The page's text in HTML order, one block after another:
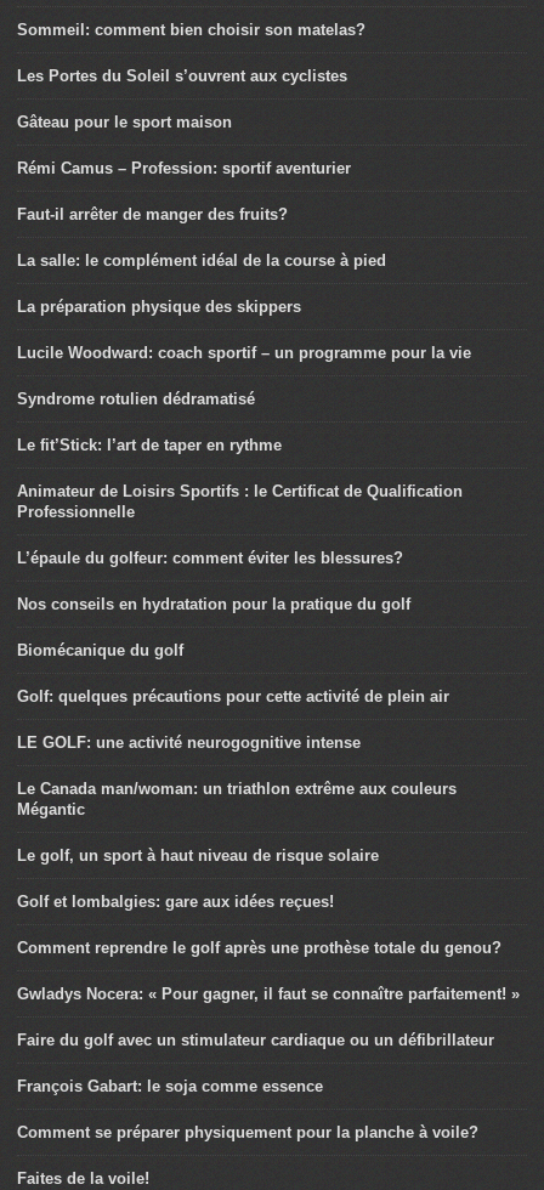
Sommeil: comment bien choisir son matelas?
Les Portes du Soleil s’ouvrent aux cyclistes
Gâteau pour le sport maison
Rémi Camus – Profession: sportif aventurier
Faut-il arrêter de manger des fruits?
La salle: le complément idéal de la course à pied
La préparation physique des skippers
Lucile Woodward: coach sportif – un programme pour la vie
Syndrome rotulien dédramatisé
Le fit’Stick: l’art de taper en rythme
Animateur de Loisirs Sportifs : le Certificat de Qualification
Professionnelle
L’épaule du golfeur: comment éviter les blessures?
Nos conseils en hydratation pour la pratique du golf
Biomécanique du golf
Golf: quelques précautions pour cette activité de plein air
LE GOLF: une activité neurogognitive intense
Le Canada man/woman: un triathlon extrême aux couleurs
Mégantic
Le golf, un sport à haut niveau de risque solaire
Golf et lombalgies: gare aux idées reçues!
Comment reprendre le golf après une prothèse totale du genou?
Gwladys Nocera: « Pour gagner, il faut se connaître parfaitement! »
Faire du golf avec un stimulateur cardiaque ou un défibrillateur
François Gabart: le soja comme essence
Comment se préparer physiquement pour la planche à voile?
Faites de la voile!